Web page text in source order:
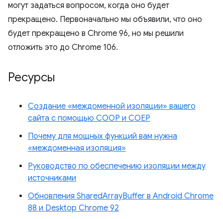
могут задаться вопросом, когда оно будет
прекращено. Первоначально мы объявили, что оно
будет прекращено в Chrome 96, но мы решили
отложить это до Chrome 106.
Ресурсы
Создание «междоменной изоляции» вашего
сайта с помощью COOP и COEP
Почему для мощных функций вам нужна
«междоменная изоляция»
Руководство по обеспечению изоляции между
источниками
Обновления SharedArrayBuffer в Android Chrome
88 и Desktop Chrome 92